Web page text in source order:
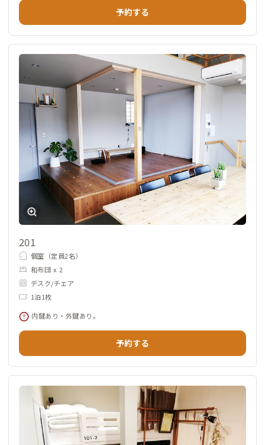
予約する
201
個室（定員2名）
和布団 x 2
デスク/チェア
1泊1枚
内鍵あり・外鍵あり。
予約する